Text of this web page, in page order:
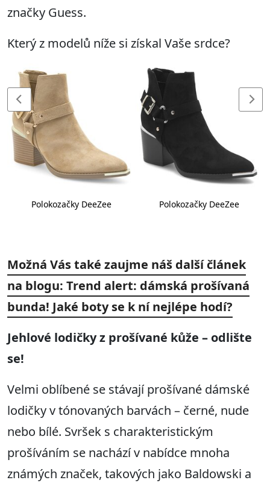
značky Guess.
Který z modelů níže si získal Vaše srdce?
Polokozačky DeeZee Polokozačky DeeZee
Možná Vás také zaujme náš další článek
na blogu: Trend alert: dámská prošívaná
bunda! Jaké boty se k ní nejlépe hodí?
Jehlové lodičky z prošívané kůže – odlište
se!
Velmi oblíbené se stávají prošívané dámské
lodičky v tónovaných barvách – černé, nude
nebo bílé. Svršek s charakteristickým
prošíváním se nachází v nabídce mnoha
známých značek, takových jako Baldowski a